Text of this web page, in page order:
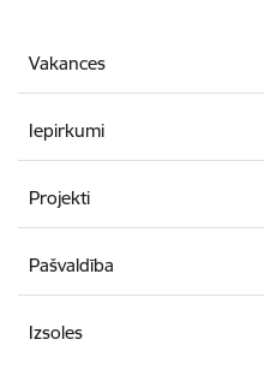
Vakances
Iepirkumi
Projekti
Pašvaldība
Izsoles